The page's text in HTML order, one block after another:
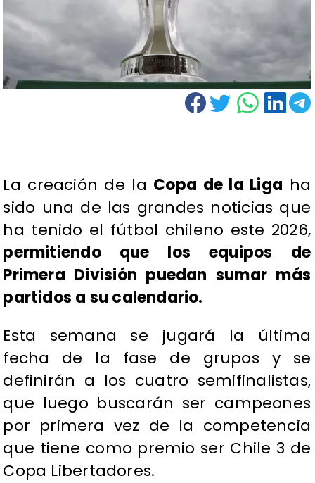
La creación de la Copa de la Liga ha
sido una de las grandes noticias que
ha tenido el fútbol chileno este 2026,
permitiendo que los equipos de
Primera División puedan sumar más
partidos a su calendario.
Esta semana se jugará la última
fecha de la fase de grupos y se
definirán a los cuatro semifinalistas,
que luego buscarán ser campeones
por primera vez de la competencia
que tiene como premio ser Chile 3 de
Copa Libertadores.